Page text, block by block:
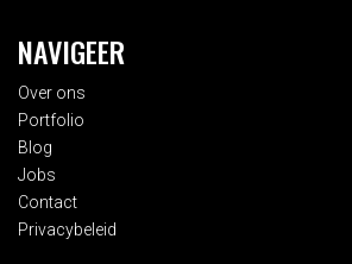
NAVIGEER
Over ons
Portfolio
Blog
Jobs
Contact
Privacybeleid